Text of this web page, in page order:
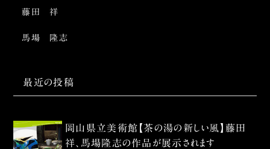
藤田 祥
馬場 隆志
最近の投稿
岡山県立美術館【茶の湯の新しい風】藤田
祥、馬場隆志の作品が展示されます